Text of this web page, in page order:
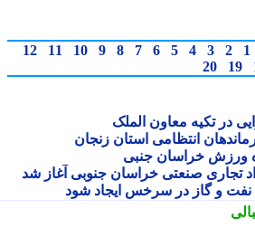
2
3
4
5
6
7
8
9
10
11
12
20
تکیه معاون الملک
انتظامی استان زنجان
خراسان جنبی
صنعتی خراسان جنوبی آغاز شد
و گاز در سرخس ایجاد شود